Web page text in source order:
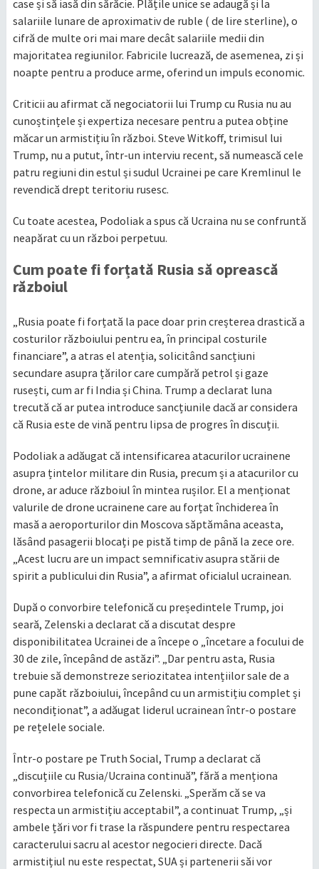
case și să iasă din sărăcie. Plățile unice se adaugă și la
salariile lunare de aproximativ de ruble ( de lire sterline), o
cifră de multe ori mai mare decât salariile medii din
majoritatea regiunilor. Fabricile lucrează, de asemenea, zi și
noapte pentru a produce arme, oferind un impuls economic.
Criticii au afirmat că negociatorii lui Trump cu Rusia nu au
cunoștințele și expertiza necesare pentru a putea obține
măcar un armistițiu în război. Steve Witkoff, trimisul lui
Trump, nu a putut, într-un interviu recent, să numească cele
patru regiuni din estul și sudul Ucrainei pe care Kremlinul le
revendică drept teritoriu rusesc.
Cu toate acestea, Podoliak a spus că Ucraina nu se confruntă
neapărat cu un război perpetuu.
Cum poate fi forțată Rusia să oprească
războiul
„Rusia poate fi forțată la pace doar prin creșterea drastică a
costurilor războiului pentru ea, în principal costurile
financiare”, a atras el atenția, solicitând sancțiuni
secundare asupra țărilor care cumpără petrol și gaze
rusești, cum ar fi India și China. Trump a declarat luna
trecută că ar putea introduce sancțiunile dacă ar considera
că Rusia este de vină pentru lipsa de progres în discuții.
Podoliak a adăugat că intensificarea atacurilor ucrainene
asupra țintelor militare din Rusia, precum și a atacurilor cu
drone, ar aduce războiul în mintea rușilor. El a menționat
valurile de drone ucrainene care au forțat închiderea în
masă a aeroporturilor din Moscova săptămâna aceasta,
lăsând pasagerii blocați pe pistă timp de până la zece ore.
„Acest lucru are un impact semnificativ asupra stării de
spirit a publicului din Rusia”, a afirmat oficialul ucrainean.
După o convorbire telefonică cu președintele Trump, joi
seară, Zelenski a declarat că a discutat despre
disponibilitatea Ucrainei de a începe o „încetare a focului de
30 de zile, începând de astăzi”. „Dar pentru asta, Rusia
trebuie să demonstreze seriozitatea intențiilor sale de a
pune capăt războiului, începând cu un armistițiu complet și
necondiționat”, a adăugat liderul ucrainean într-o postare
pe rețelele sociale.
Într-o postare pe Truth Social, Trump a declarat că
„discuțiile cu Rusia/Ucraina continuă”, fără a menționa
convorbirea telefonică cu Zelenski. „Sperăm că se va
respecta un armistițiu acceptabil”, a continuat Trump, „și
ambele țări vor fi trase la răspundere pentru respectarea
caracterului sacru al acestor negocieri directe. Dacă
armistițiul nu este respectat, SUA și partenerii săi vor